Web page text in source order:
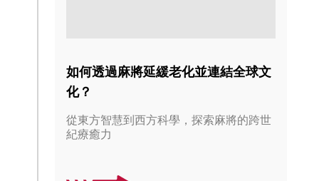
如何透過麻將延緩老化並連結全球文
化？
從東方智慧到西方科學，探索麻將的跨世
紀療癒力